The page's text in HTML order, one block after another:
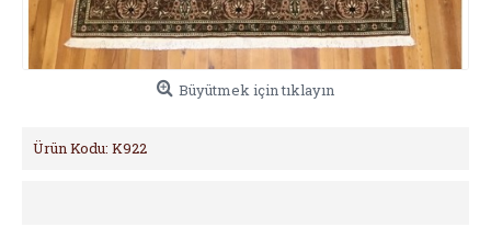
Büyütmek için tıklayın
Ürün Kodu: K922